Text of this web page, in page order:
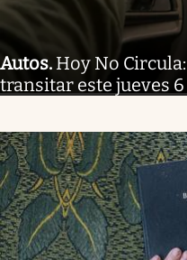
Autos. Hoy No
transitar este jueves 6